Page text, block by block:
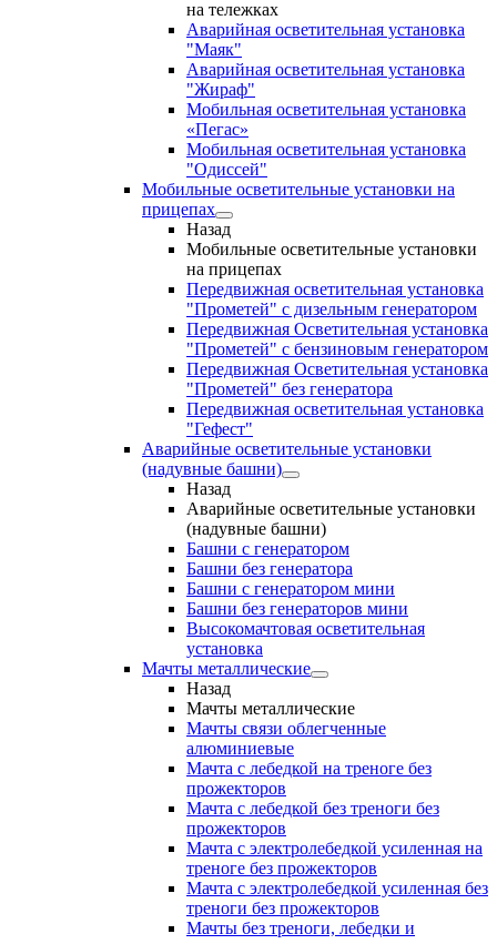
на тележках
Аварийная осветительная установка
"Маяк"
Аварийная осветительная установка
"Жираф"
Мобильная осветительная установка
«Пегас»
Мобильная осветительная установка
"Одиссей"
Мобильные осветительные установки на
прицепах
Назад
Мобильные осветительные установки
на прицепах
Передвижная осветительная установка
"Прометей" с дизельным генератором
Передвижная Осветительная установка
"Прометей" с бензиновым генератором
Передвижная Осветительная установка
"Прометей" без генератора
Передвижная осветительная установка
"Гефест"
Аварийные осветительные установки
(надувные башни)
Назад
Аварийные осветительные установки
(надувные башни)
Башни с генератором
Башни без генератора
Башни с генератором мини
Башни без генераторов мини
Высокомачтовая осветительная
установка
Мачты металлические
Назад
Мачты металлические
Мачты связи облегченные
алюминиевые
Мачта с лебедкой на треноге без
прожекторов
Мачта с лебедкой без треноги без
прожекторов
Мачта с электролебедкой усиленная на
треноге без прожекторов
Мачта с электролебедкой усиленная без
треноги без прожекторов
Мачты без треноги, лебедки и